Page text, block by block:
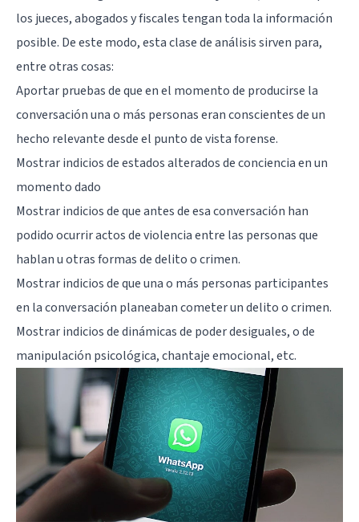
los jueces, abogados y fiscales tengan toda la información
posible. De este modo, esta clase de análisis sirven para,
entre otras cosas:
Aportar pruebas de que en el momento de producirse la
conversación una o más personas eran conscientes de un
hecho relevante desde el punto de vista forense.
Mostrar indicios de estados alterados de conciencia en un
momento dado
Mostrar indicios de que antes de esa conversación han
podido ocurrir actos de violencia entre las personas que
hablan u otras formas de delito o crimen.
Mostrar indicios de que una o más personas participantes
en la conversación planeaban cometer un delito o crimen.
Mostrar indicios de dinámicas de poder desiguales, o de
manipulación psicológica, chantaje emocional, etc.